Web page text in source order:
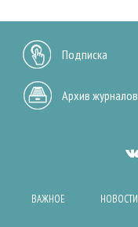
Подписка
Архив журналов
ВАЖНОЕ НОВОСТИ